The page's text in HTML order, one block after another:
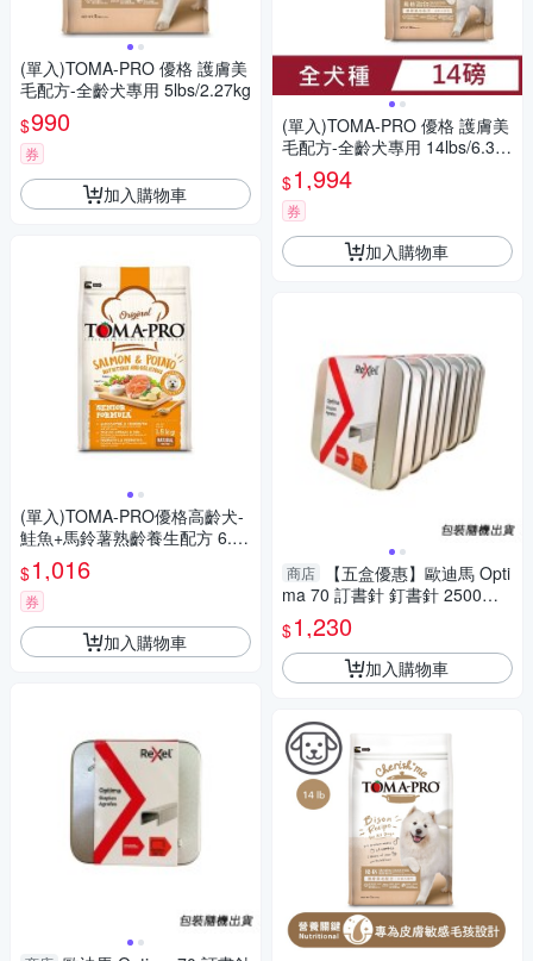
(單入)TOMA-PRO 優格 護膚美
毛配方-全齡犬專用 5lbs/2.27kg
$990
券
加入購物車
(單入)TOMA-PRO優格高齡犬-
鮭魚+馬鈴薯熟齡養生配方 6.6l
b/3kg
$1,016
券
加入購物車
(單入)TOMA-PRO 優格 護膚美
毛配方-全齡犬專用 14lbs/6.35k
$1,994
券
加入購物車
商店
【五盒優惠】歐迪馬 Opti
ma 70 訂書針 釘書針 2500針
HD70 包裝隨機
$1,230
加入購物車